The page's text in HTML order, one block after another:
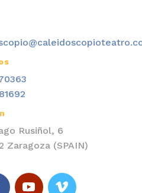
Rusiñol, 6
Zaragoza (SPAIN)